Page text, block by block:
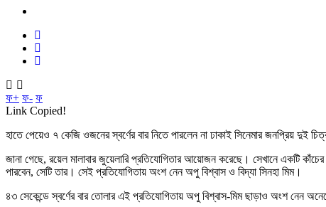
ফ+ ফ- ফ
Link Copied!
হাতে পেয়েও ৭ কেজি ওজনের স্বর্ণের বার নিতে পারলেন না ঢাকাই সিনেমার জনপ্রিয় দুই
জানা গেছে, রয়েল মালাবার জুয়েলারি প্রতিযোগিতার আয়োজন করেছে। সেখানে একটি
পারবেন, সেটি তার। সেই প্রতিযোগিতায় অংশ নেন অপু বিশ্বাস ও বিদ্যা সিনহা মিম।
৪৩ সেকেন্ডে স্বর্ণের বার তোলার এই প্রতিযোগিতায় অপু বিশ্বাস-মিম ছাড়াও অংশ নেন